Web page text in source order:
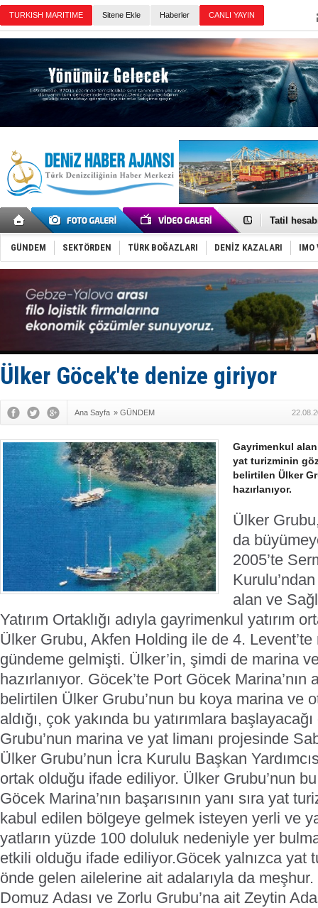
Sitene Ekle Haberler
Rus
Tatil
Rusya,
Enejota
Denizcilik
‘14.
Taksi
TÜRKLİM
SOCAR
Dünyanın
GÜNDEM SEKTÖRDEN TÜRK BOĞAZLARI DENİZ KAZALARI IMO
Ülker Göcek'te denize giriyor
Ana Sayfa » GÜNDEM
Gayrimenkul
yat turizminin
belirtilen Ülker
hazırlanıyor.
Ülker Grubu,
da
2005’te
alan ve
Yatırım Ortaklığı adıyla gayrimenkul yatırım
Ülker Grubu, Akfen Holding ile de 4.
gündeme gelmişti. Ülker’in, şimdi de marina
hazırlanıyor. Göcek’te Port Göcek Marina’nın
belirtilen Ülker Grubu’nun bu koya marina ve
aldığı, çok yakında bu yatırımlara
Grubu’nun marina ve yat limanı projesinde
Ülker Grubu’nun İcra Kurulu Başkan
ortak olduğu ifade ediliyor. Ülker Grubu’nun bu
Göcek Marina’nın başarısının yanı sıra yat
kabul edilen bölgeye gelmek isteyen yerli ve
yatların yüzde 100 doluluk nedeniyle yer
etkili olduğu ifade ediliyor.Göcek yalnızca yat
önde gelen ailelerine ait adalarıyla da
Domuz Adası ve Zorlu Grubu’na ait Zeytin